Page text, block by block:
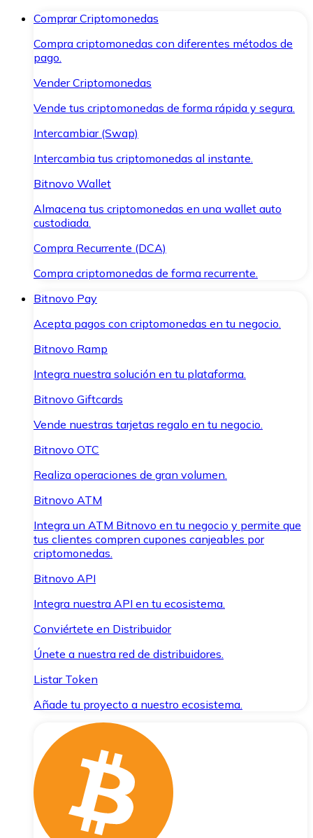
Comprar Criptomonedas
Compra criptomonedas con diferentes métodos de
pago.
Vender Criptomonedas
Vende tus criptomonedas de forma rápida y segura.
Intercambiar (Swap)
Intercambia tus criptomonedas al instante.
Bitnovo Wallet
Almacena tus criptomonedas en una wallet auto
custodiada.
Compra Recurrente (DCA)
Compra criptomonedas de forma recurrente.
Bitnovo Pay
Acepta pagos con criptomonedas en tu negocio.
Bitnovo Ramp
Integra nuestra solución en tu plataforma.
Bitnovo Giftcards
Vende nuestras tarjetas regalo en tu negocio.
Bitnovo OTC
Realiza operaciones de gran volumen.
Bitnovo ATM
Integra un ATM Bitnovo en tu negocio y permite que
tus clientes compren cupones canjeables por
criptomonedas.
Bitnovo API
Integra nuestra API en tu ecosistema.
Conviértete en Distribuidor
Únete a nuestra red de distribuidores.
Listar Token
Añade tu proyecto a nuestro ecosistema.